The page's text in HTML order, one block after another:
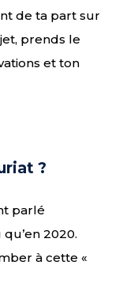
de ta part sur
prends le
et ton
?
parlé
2020.
à cette «